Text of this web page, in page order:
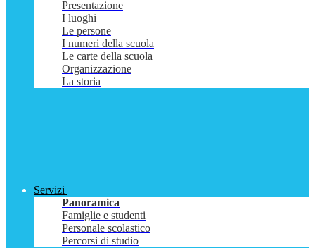
Presentazione
I luoghi
Le persone
I numeri della scuola
Le carte della scuola
Organizzazione
La storia
Servizi
Panoramica
Famiglie e studenti
Personale scolastico
Percorsi di studio